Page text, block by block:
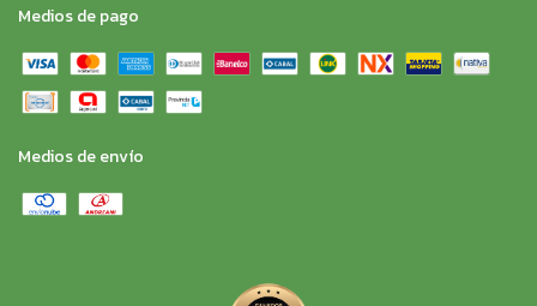
Medios de pago
Medios de envío